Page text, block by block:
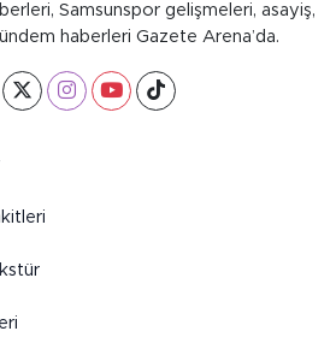
Samsunspor gelişmeleri, asayiş,
haberleri Gazete Arena’da.